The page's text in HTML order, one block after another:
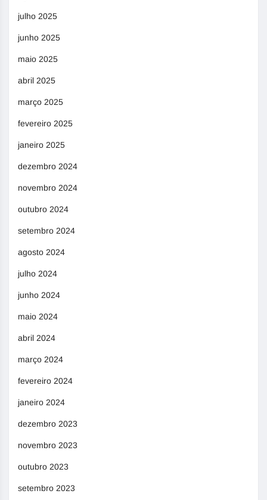
julho 2025
junho 2025
maio 2025
abril 2025
março 2025
fevereiro 2025
janeiro 2025
dezembro 2024
novembro 2024
outubro 2024
setembro 2024
agosto 2024
julho 2024
junho 2024
maio 2024
abril 2024
março 2024
fevereiro 2024
janeiro 2024
dezembro 2023
novembro 2023
outubro 2023
setembro 2023